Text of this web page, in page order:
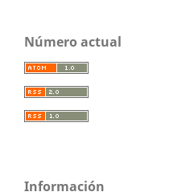
Número actual
Información